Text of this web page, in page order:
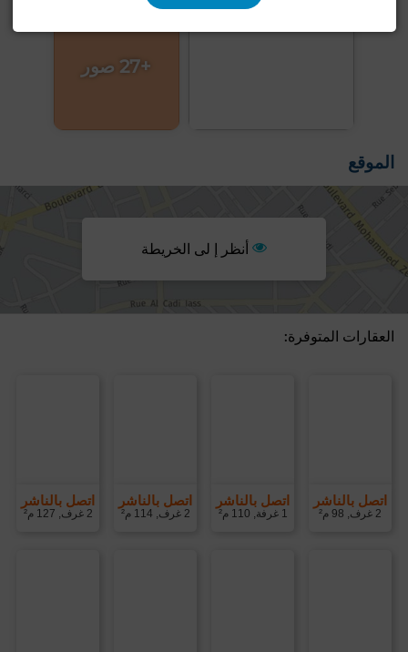
+27 صور
الموقع
أنظر إ لى الخريطة
العقارات المتوفرة:
اتصل بالناشر
2 غرف, 98 م²
اتصل بالناشر
1 غرفة, 110 م²
اتصل بالناشر
2 غرف, 114 م²
اتصل بالناشر
2 غرف, 127 م²